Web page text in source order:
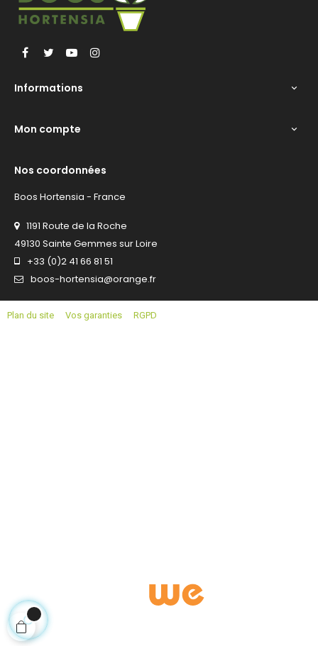
Facebook
Twitter YouTube
Informations 
Mon compte 
Nos coordonnées
Boos Hortensia - France
1191 Route de la Roche
49130 Sainte Gemmes sur Loire
+33 (0)2 41 66 81 51
boos-hortensia@orange.fr
Plan du site Vos garanties RGPD